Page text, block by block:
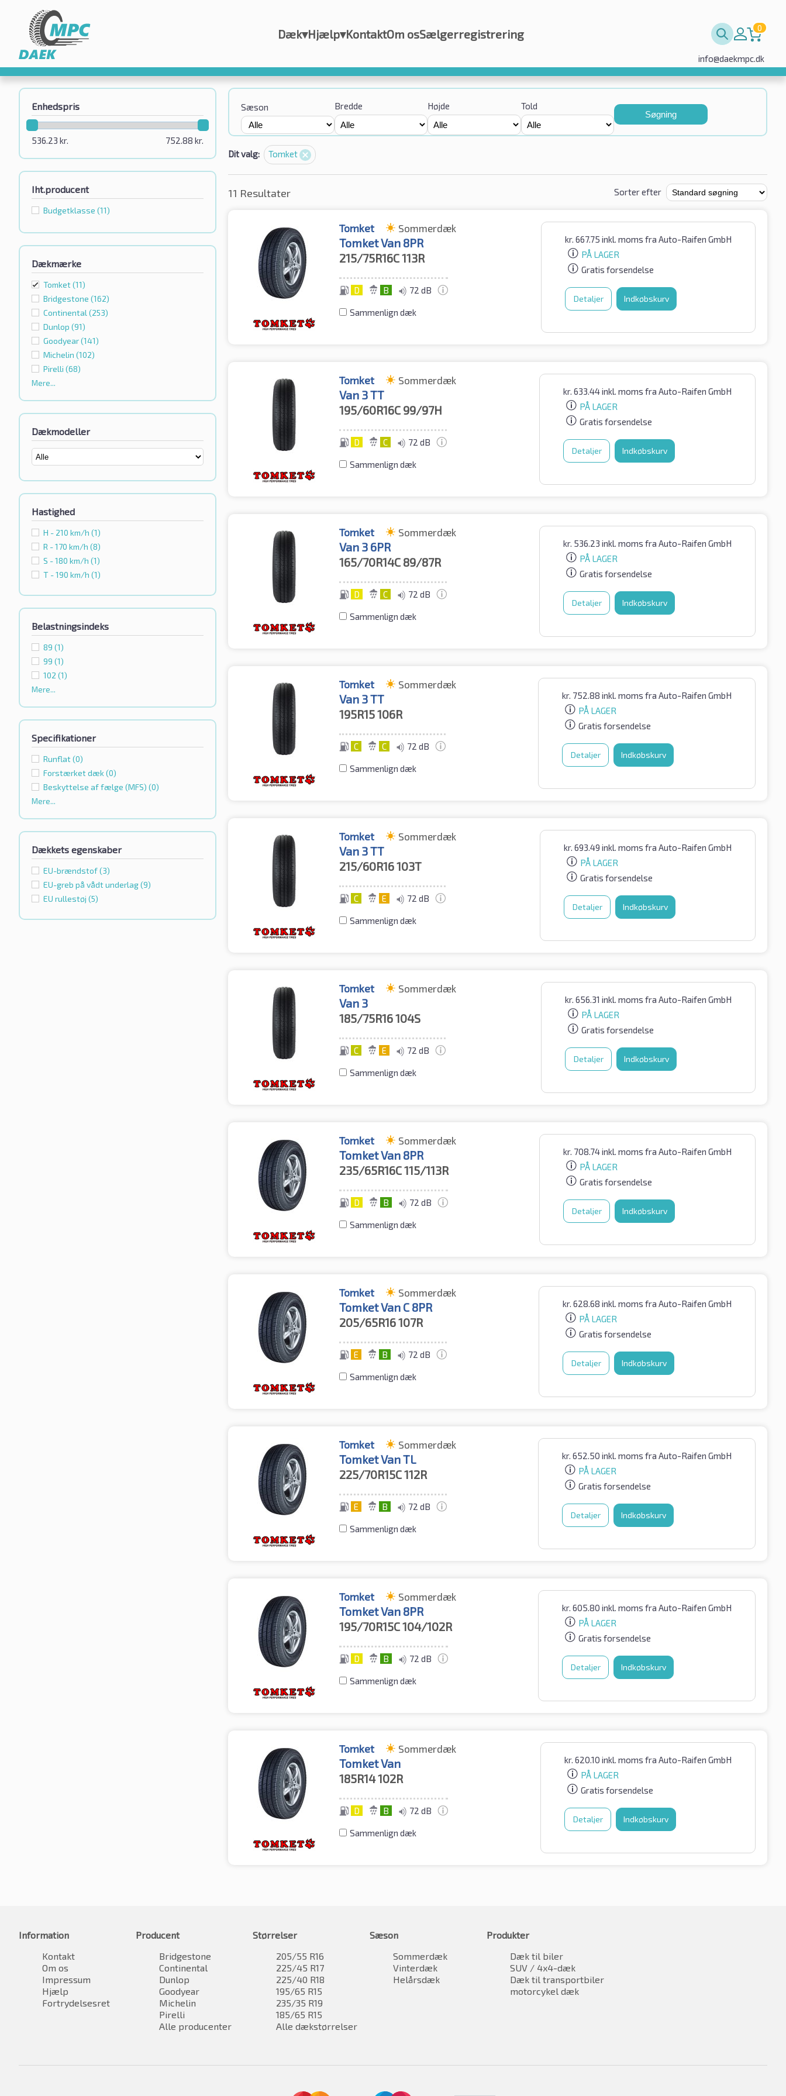
Dæk▾Hjælp▾KontaktOm osSælgerregistrering 0
info@daekmpc.dk
Enhedspris
752.88 kr.
536.23 kr.
Iht.producent
Budgetklassе (11)
Dækmærke
Tomket(11)
Bridgestone (162)
Continental (253)
Dunlop (91)
Goodyear(141)
Michelin (102)
Pirelli (68)
Mere...
Dækmodeller
Hastighed
H - 210 km/h (1)
R - 170 km/h (8)
S - 180 km/h (1)
T - 190 km/h (1)
Belastningsindeks
89 (1)
99 (1)
102 (1)
Mere...
Specifikationer
Runflat(0)
Forstærket dæk (0)
Beskyttelse af fælge (MFS) (0)
Mere...
Dækkets egenskaber
EU-brændstof(3)
EU-greb på vådt underlag(9)
EU rullestøj (5)
Sæson Bredde Højde Told
Søgning
Dit valg: Tomket
11 Resultater Sorter efter
Tomket Sommerdæk
Tomket Van 8PR
215/75R16C113R
D B 72 dB
Sammenlign dæk
kr. 667.75 inkl. moms fra Auto-Raifen GmbH
PÅ LAGER
Gratis forsendelse
Detaljer Indkøbskurv
Tomket Sommerdæk
Van 3 TT
195/60R16C 99/97H
D C 72 dB
Sammenlign dæk
kr. 633.44inkl. moms fra Auto-Raifen GmbH
PÅ LAGER
Gratis forsendelse
Detaljer Indkøbskurv
Tomket Sommerdæk
Van 3 6PR
165/70R14C 89/87R
D C 72 dB
Sammenlign dæk
kr. 536.23 inkl. moms fra Auto-Raifen GmbH
PÅ LAGER
Gratis forsendelse
Detaljer Indkøbskurv
Tomket Sommerdæk
Van 3 TT
195R15106R
C C 72 dB
Sammenlign dæk
kr. 752.88 inkl. moms fra Auto-Raifen GmbH
PÅ LAGER
Gratis forsendelse
Detaljer Indkøbskurv
Tomket Sommerdæk
Van 3 TT
215/60R16103T
C E 72 dB
Sammenlign dæk
kr. 693.49 inkl. moms fra Auto-Raifen GmbH
PÅ LAGER
Gratis forsendelse
Detaljer Indkøbskurv
Tomket Sommerdæk
Van 3
185/75R16104S
C E 72 dB
Sammenlign dæk
kr. 656.31 inkl. moms fra Auto-Raifen GmbH
PÅ LAGER
Gratis forsendelse
Detaljer Indkøbskurv
Tomket Sommerdæk
Tomket Van 8PR
235/65R16C115/113R
D B 72 dB
Sammenlign dæk
kr. 708.74inkl. moms fra Auto-Raifen GmbH
PÅ LAGER
Gratis forsendelse
Detaljer Indkøbskurv
Tomket Sommerdæk
Tomket Van C 8PR
205/65R16107R
E B 72 dB
Sammenlign dæk
kr. 628.68 inkl. moms fra Auto-Raifen GmbH
PÅ LAGER
Gratis forsendelse
Detaljer Indkøbskurv
Tomket Sommerdæk
Tomket Van TL
225/70R15C112R
E B 72 dB
Sammenlign dæk
kr. 652.50 inkl. moms fra Auto-Raifen GmbH
PÅ LAGER
Gratis forsendelse
Detaljer Indkøbskurv
Tomket Sommerdæk
Tomket Van 8PR
195/70R15C104/102R
D B 72 dB
Sammenlign dæk
kr. 605.80 inkl. moms fra Auto-Raifen GmbH
PÅ LAGER
Gratis forsendelse
Detaljer Indkøbskurv
Tomket Sommerdæk
Tomket Van
185R14102R
D B 72 dB
Sammenlign dæk
kr. 620.10 inkl. moms fra Auto-Raifen GmbH
PÅ LAGER
Gratis forsendelse
Detaljer Indkøbskurv
Information
Kontakt
Om os
Impressum
Hjælp
Fortrydelsesret
Producent
Bridgestone
Continental
Dunlop
Goodyear
Michelin
Pirelli
Alle producenter
Størrelser
205/55 R16
225/45 R17
225/40 R18
195/65 R15
235/35 R19
185/65 R15
Alle dækstørrelser
Sæson
Sommerdæk
Vinterdæk
Helårsdæk
Produkter
Dæk til biler
SUV / 4x4-dæk
Dæk til transportbiler
motorcykel dæk